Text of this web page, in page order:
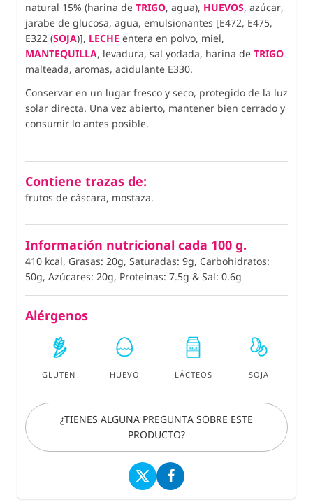
natural 15% (harina de TRIGO, agua), HUEVOS, azúcar,
jarabe de glucosa, agua, emulsionantes [E472, E475,
E322 (SOJA)], LECHE entera en polvo, miel,
MANTEQUILLA, levadura, sal yodada, harina de TRIGO
malteada, aromas, acidulante E330.
Conservar en un lugar fresco y seco, protegido de la luz
solar directa. Una vez abierto, mantener bien cerrado y
consumir lo antes posible.
Contiene trazas de:
frutos de cáscara, mostaza.
Información nutricional cada 100 g.
410 kcal, Grasas: 20g, Saturadas: 9g, Carbohidratos:
50g, Azúcares: 20g, Proteínas: 7.5g & Sal: 0.6g
Alérgenos
GLUTEN HUEVO LÁCTEOS SOJA
¿TIENES ALGUNA PREGUNTA SOBRE ESTE
PRODUCTO?